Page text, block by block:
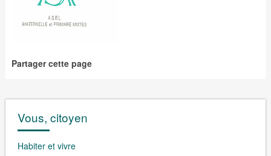
Partager cette page
Vous, citoyen
Habiter et vivre